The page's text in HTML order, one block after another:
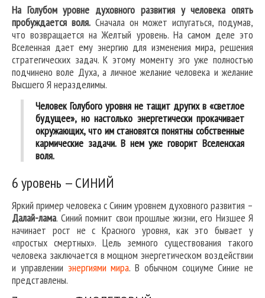
На Голубом уровне духовного развития у человека опять
пробуждается воля.Сначала он может испугаться, подумав,
что возвращается на Желтый уровень. На самом деле это
Вселенная дает ему энергию для изменения мира, решения
стратегических задач. К этому моменту эго уже полностью
подчинено воле Духа, а личное желание человека и желание
Высшего Я неразделимы.
Человек Голубого уровня не тащит других в «светлое
будущее», но настолько энергетически прокачивает
окружающих, что им становятся понятны собственные
кармические задачи. В нем уже говорит Вселенская
воля.
6 уровень — СИНИЙ
Яркий пример человека с Синим уровнем духовного развития –
Далай-лама. Синий помнит свои прошлые жизни, его Низшее Я
начинает рост не с Красного уровня, как это бывает у
«простых смертных». Цель земного существования такого
человека заключается в мощном энергетическом воздействии
и управлении энергиями мира. В обычном социуме Синие не
представлены.